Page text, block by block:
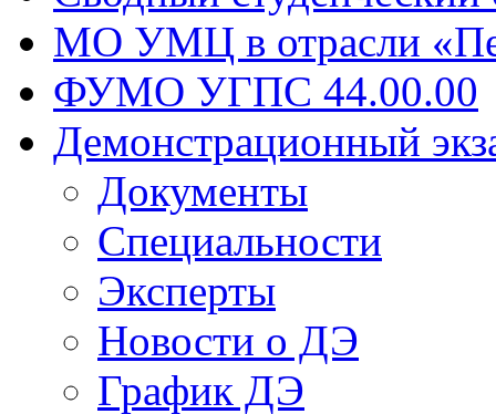
МО УМЦ в отрасли
ФУМО УГПС 44.00.00
Демонстрационный
Документы
Специальности
Эксперты
Новости о ДЭ
График ДЭ